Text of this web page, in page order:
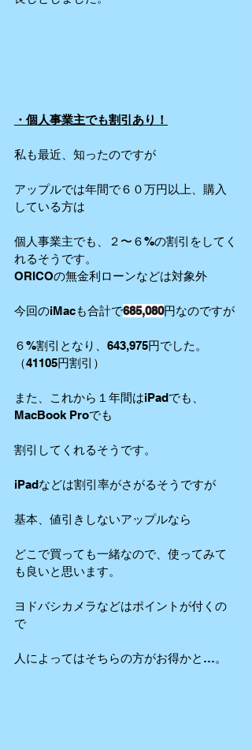
・個人事業主でも割引あり！
私も最近、知ったのですが
アップルでは年間で６０万円以上、購入
している方は
個人事業主でも、２〜６%の割引をしてく
れるそうです。
ORICOの無金利ローンなどは対象外
今回のiMacも合計で685,080円なのですが
６%割引となり、643,975円でした。
（41105円割引）
また、これから１年間はiPadでも、
MacBook Proでも
割引してくれるそうです。
iPadなどは割引率がさがるそうですが
基本、値引きしないアップルなら
どこで買っても一緒なので、使ってみて
も良いと思います。
ヨドバシカメラなどはポイントが付くの
で
人によってはそちらの方がお得かと…。